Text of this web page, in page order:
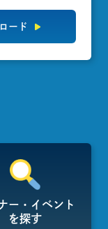
ード
ー・イベント
を探す